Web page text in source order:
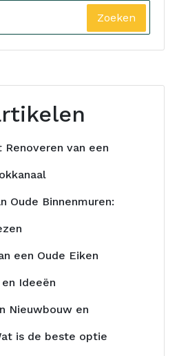
Zoeken
van een
Oude Binnenmuren:
een Oude Eiken
Ideeën
Nieuwbouw en
is de beste optie